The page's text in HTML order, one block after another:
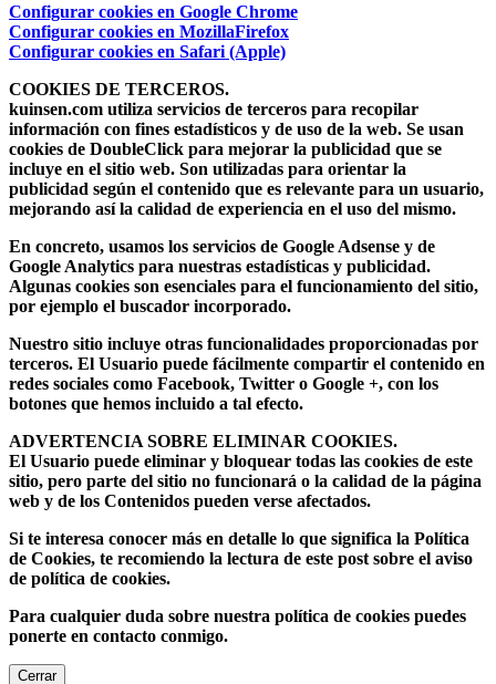
Configurar cookies en Google Chrome
Configurar cookies en MozillaFirefox
Configurar cookies en Safari (Apple)
COOKIES DE TERCEROS.
kuinsen.com utiliza servicios de terceros para recopilar
información con fines estadísticos y de uso de la web. Se usan
cookies de DoubleClick para mejorar la publicidad que se
incluye en el sitio web. Son utilizadas para orientar la
publicidad según el contenido que es relevante para un usuario,
mejorando así la calidad de experiencia en el uso del mismo.
En concreto, usamos los servicios de Google Adsense y de
Google Analytics para nuestras estadísticas y publicidad.
Algunas cookies son esenciales para el funcionamiento del sitio,
por ejemplo el buscador incorporado.
Nuestro sitio incluye otras funcionalidades proporcionadas por
terceros. El Usuario puede fácilmente compartir el contenido en
redes sociales como Facebook, Twitter o Google +, con los
botones que hemos incluido a tal efecto.
ADVERTENCIA SOBRE ELIMINAR COOKIES.
El Usuario puede eliminar y bloquear todas las cookies de este
sitio, pero parte del sitio no funcionará o la calidad de la página
web y de los Contenidos pueden verse afectados.
Si te interesa conocer más en detalle lo que significa la Política
de Cookies, te recomiendo la lectura de este post sobre el aviso
de política de cookies.
Para cualquier duda sobre nuestra política de cookies puedes
ponerte en contacto conmigo.
Cerrar